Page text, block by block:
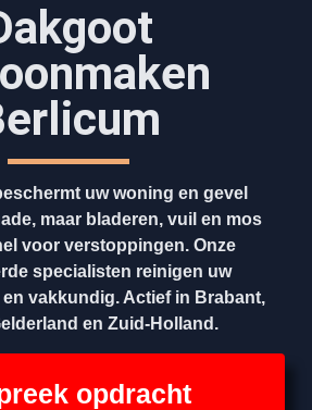
uw woning en gevel
maar bladeren, vuil en mos
voor verstoppingen. Onze
specialisten reinigen uw
vakkundig. Actief in Brabant,
en Zuid-Holland.
opdracht